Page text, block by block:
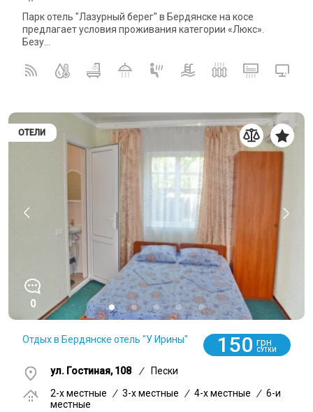
Парк отель "Лазурный берег" в Бердянске на косе
предлагает условия проживания категории «Люкс».
Безу...
ОТЕЛИ
0
Отдых в Бердянске отель "У Ирины" 150 грн
СУТКИ
ул. Гостиная, 108 /
Пески
2-x местные
/ 3-x местные / 4-x местные / 6-и
местные